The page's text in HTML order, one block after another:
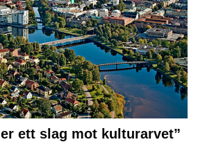
ett slag mot kulturarvet”